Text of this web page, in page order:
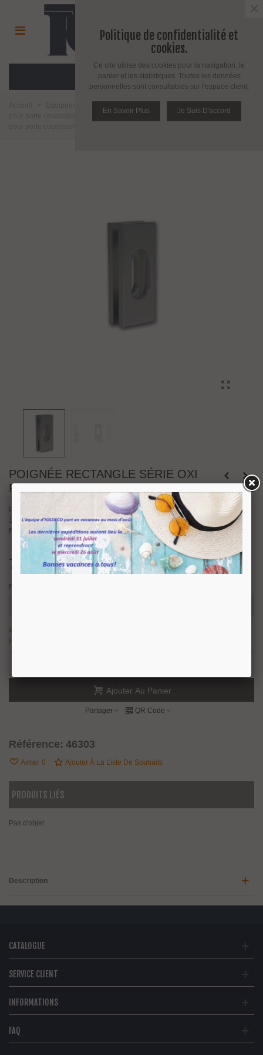
MENU
POIGNÉE RECTANGLE SÉRIE OXI
POUR PORTE COULISSANTE
Poignée rectangle
pour porte coulissante en verre d'épaisseur 8 à
10 mm.
Réalisée en aluminium finition,Chromé brillant ou anodisé naturel mat .
73,18 € TTC
Finition
article en stock, nous prévoyons une expédition sous 24/48
heures.
Ajouter Au Panier
Partager QR Code
Référence: 46303
Aimer 0 Ajouter À La Liste De Souhaits
PRODUITS LIÉS
Pas d'objet
Description
CATALOGUE
SERVICE CLIENT
INFORMATIONS
FAQ
Politique de confidentialité et
cookies.
Ce site utilise des cookies pour la navigation, le
panier et les statistiques. Toutes les données
personnelles sont consultables sur l'espace client.
En Savoir Plus Je Suis D'accord